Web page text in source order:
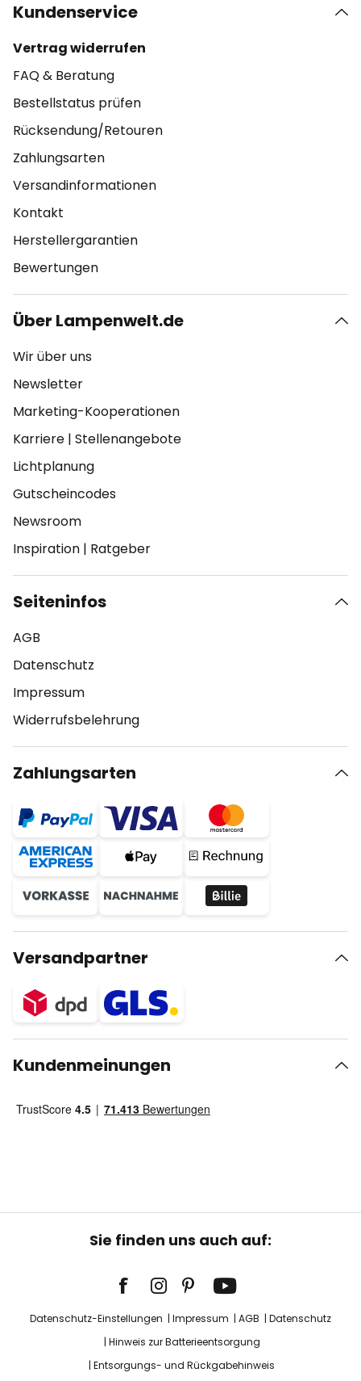
Kundenservice
Vertrag widerrufen
FAQ & Beratung
Bestellstatus prüfen
Rücksendung/Retouren
Zahlungsarten
Versandinformationen
Kontakt
Herstellergarantien
Bewertungen
Über Lampenwelt.de
Wir über uns
Newsletter
Marketing-Kooperationen
Karriere | Stellenangebote
Lichtplanung
Gutscheincodes
Newsroom
Inspiration | Ratgeber
Seiteninfos
AGB
Datenschutz
Impressum
Widerrufsbelehrung
Zahlungsarten
Versandpartner
Kundenmeinungen
Sie finden uns auch auf:
Datenschutz-Einstellungen Impressum AGB
Datenschutz
Hinweis zur Batterieentsorgung
Entsorgungs- und Rückgabehinweis